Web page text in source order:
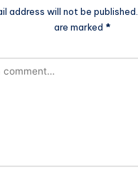
address will not be published.
are marked *